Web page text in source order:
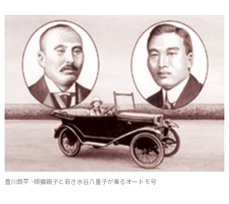
豊川良平 ･順彌親子と若き水谷八重子が乗るオートモ号